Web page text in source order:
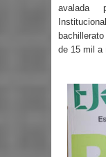
avalada
de 15 mil a